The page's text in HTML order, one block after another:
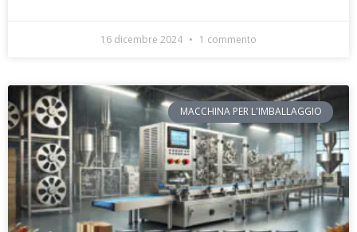
16 dicembre 2024 1 commento
MACCHINA PER L'IMBALLAGGIO